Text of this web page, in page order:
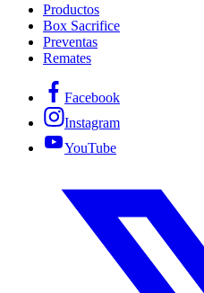
Productos
Box Sacrifice
Preventas
Remates
Facebook
Instagram
YouTube